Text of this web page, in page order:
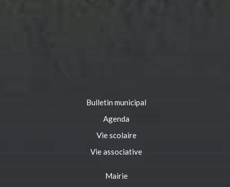
Bulletin municipal
Agenda
Vie scolaire
Vie associative
Mairie